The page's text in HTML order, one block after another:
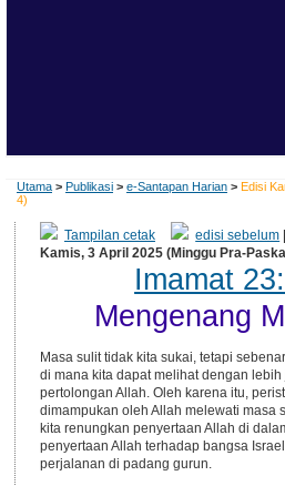
Utama > Publikasi > e-Santapan Harian > Edisi
4)
Tampilan cetak edisi sebelum
Kamis, 3 April 2025 (Minggu Pra-
Imamat
Mengenang
Masa sulit tidak kita sukai, tetapi
di mana kita dapat melihat dengan
pertolongan Allah. Oleh karena itu,
dimampukan oleh Allah melewati masa
kita renungkan penyertaan Allah di
penyertaan Allah terhadap bangsa
perjalanan di padang gurun.